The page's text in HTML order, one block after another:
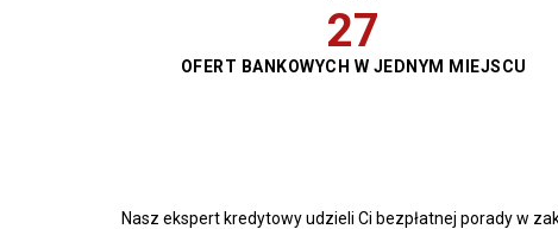
30
OFERT BANKOWYCH W JEDNYM MIEJSCU
Nasz ekspert kredytowy udzieli Ci bezpłatnej porady w